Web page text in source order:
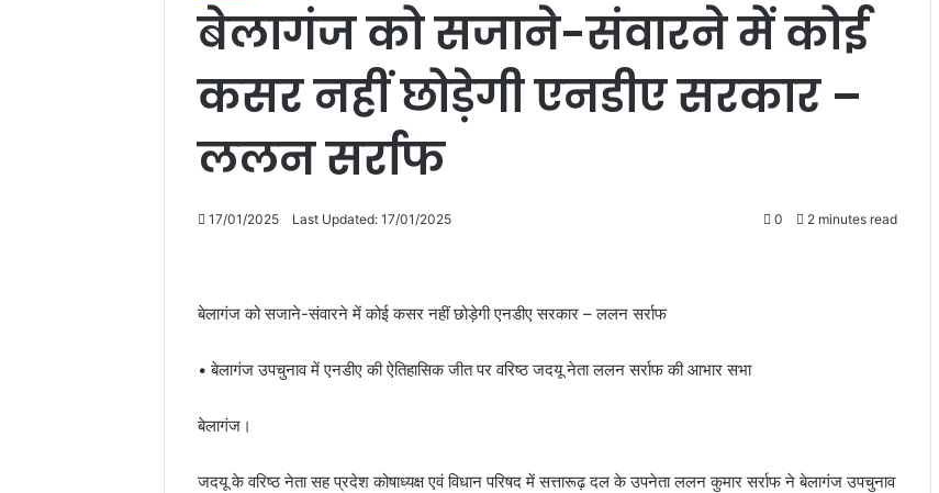
बेलागंज को सजाने-संवारने में कोई
कसर नहीं छोड़ेगी एनडीए सरकार –
ललन सर्राफ
17/01/2025 Last Updated: 17/01/2025 0 2 minutes read
बेलागंज को सजाने-संवारने में कोई कसर नहीं छोड़ेगी एनडीए सरकार – ललन सर्राफ
• बेलागंज उपचुनाव में एनडीए की ऐतिहासिक जीत पर वरिष्ठ जदयू नेता ललन सर्राफ की आभार सभा
बेलागंज।
जदयू के वरिष्ठ नेता सह प्रदेश कोषाध्यक्ष एवं विधान परिषद में सत्तारूढ़ दल के उपनेता ललन कुमार सर्राफ ने बेलागंज उपचुनाव